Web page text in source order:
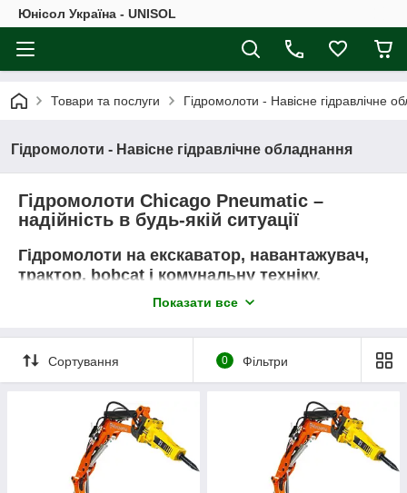
Юнісол Україна - UNISOL
Товари та послуги Гідромолоти - Навісне гідравлічне
Гідромолоти - Навісне гідравлічне обладнання
Гідромолоти Chicago Pneumatic –
надійність в будь-якій ситуації
Гідромолоти на екскаватор, навантажувач,
трактор, bobcat і комунальну техніку.
Компанія Юнисол офіційний дистриб'ютор Chicago Pneumatic
віброплитидля виконання важких робіт. Навісне гідравлічне
обладнання встановлюється на машини-носії масою від 1 до
обслуговування і надійністю.
Показати все
Сортування 0 Фільтри